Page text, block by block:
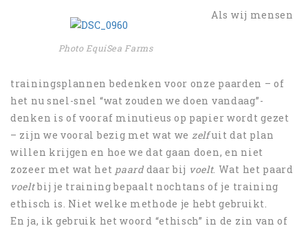
Photo EquiSea Farms
Als wij mensen
trainingsplannen bedenken voor onze paarden – of
het nu snel-snel “wat zouden we doen vandaag”-
denken is of vooraf minutieus op papier wordt gezet
– zijn we vooral bezig met wat we zelfuit dat plan
willen krijgen en hoe we dat gaan doen, en niet
zozeer met wat het paarddaar bij voelt. Wat het paard
voeltbij je training bepaalt nochtans of je training
ethisch is. Niet welke methode je hebt gebruikt.
En ja, ik gebruik het woord “ethisch” in de zin van of